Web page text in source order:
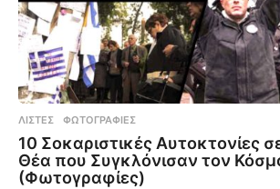
ΛΊΣΤΕΣ ,ΦΩΤΟΓΡΑΦΊΕΣ
10 Σοκαριστικές Αυτοκτονίες
Θέα που Συγκλόνισαν τον
(Φωτογραφίες)